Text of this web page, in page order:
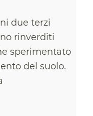
due terzi
rinverditi
sperimentato
del suolo.